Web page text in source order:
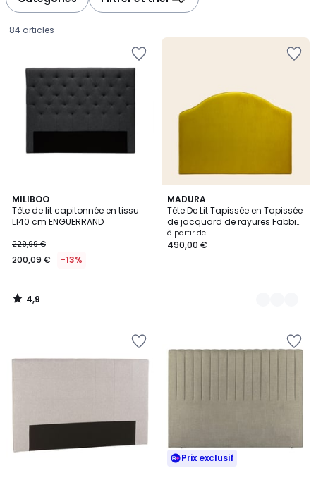
84 articles
MILIBOO
Tête de lit capitonnée en tissu
L140 cm ENGUERRAND
€
au
de
229,99
réduction
229,99 €
200,09 € -13%
4,9
/ 5
4,9
/
MADURA
Tête De Lit Tapissée en Tapissée
de jacquard de rayures Fabbio
CEPHEE
à partir de
490,00 €
13
Couleurs
Prix exclusif